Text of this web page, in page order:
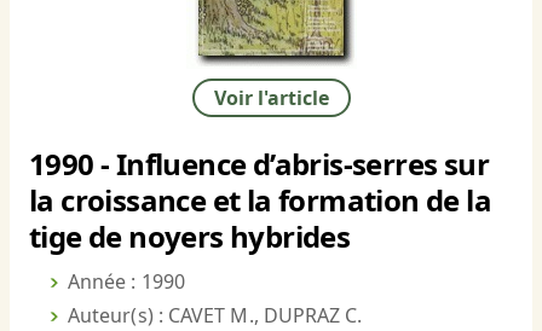
Voir l'article
1990 - Influence d’abris-serres sur
la croissance et la formation de la
tige de noyers hybrides
Année : 1990
Auteur(s) : CAVET M., DUPRAZ C.